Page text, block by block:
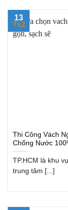
Thi Công Vách
Chống Nước
TP.HCM là khu
trung tâm [...]
13
Th2